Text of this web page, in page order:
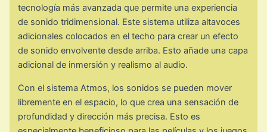
tecnología más avanzada que permite una experiencia
de sonido tridimensional. Este sistema utiliza altavoces
adicionales colocados en el techo para crear un efecto
de sonido envolvente desde arriba. Esto añade una capa
adicional de inmersión y realismo al audio.
Con el sistema Atmos, los sonidos se pueden mover
libremente en el espacio, lo que crea una sensación de
profundidad y dirección más precisa. Esto es